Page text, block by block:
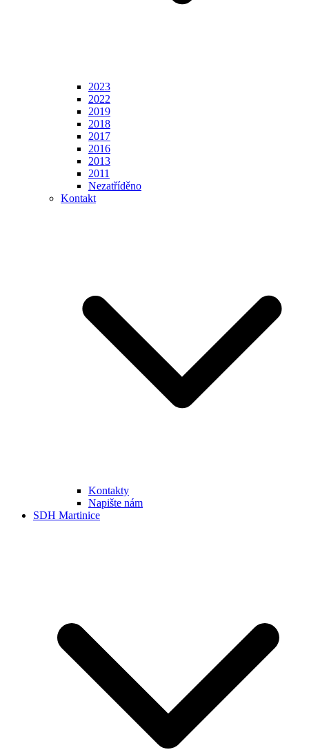
2023
2022
2019
2018
2017
2016
2013
2011
Nezatříděno
Kontakt
Kontakty
Napište nám
SDH Martinice